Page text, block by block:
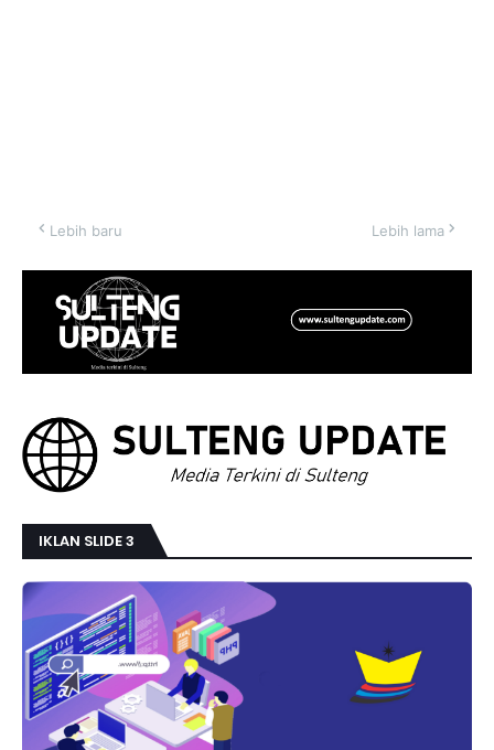
Lebih baru Lebih lama
IKLAN SLIDE 3